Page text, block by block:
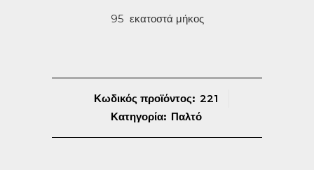
95 εκατοστά μήκος
Κωδικός προϊόντος: 221
Κατηγορία: Παλτό